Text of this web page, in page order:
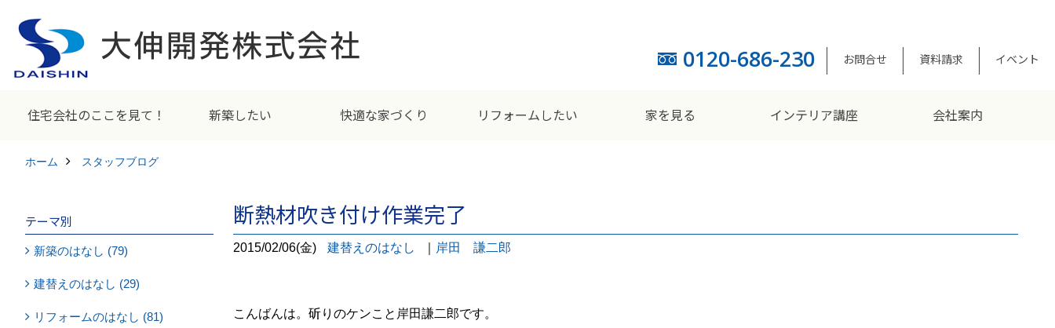
0120-686-230 お問合せ 資料請求 イベント
住宅会社のここを見て！ 新築したい 快適な家づくり リフォームしたい 家を見る インテリア講座 会社案内
ホーム スタッフブログ
断熱材吹き付け作業完了
2015/02/06(金) 建替えのはなし 岸田 謙二郎
こんばんは。斫りのケンこと岸田謙二郎です。
テーマ別
新築のはなし (79)
建替えのはなし (29)
リフォームのはなし (81)